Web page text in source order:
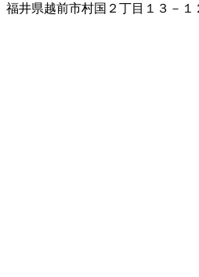
福井県越前市村国２丁目１３－１